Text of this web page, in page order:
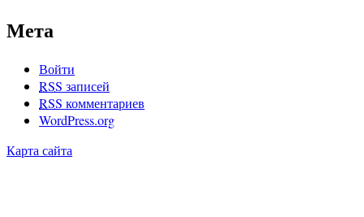
Мета
Войти
RSS записей
RSS комментариев
WordPress.org
Карта сайта